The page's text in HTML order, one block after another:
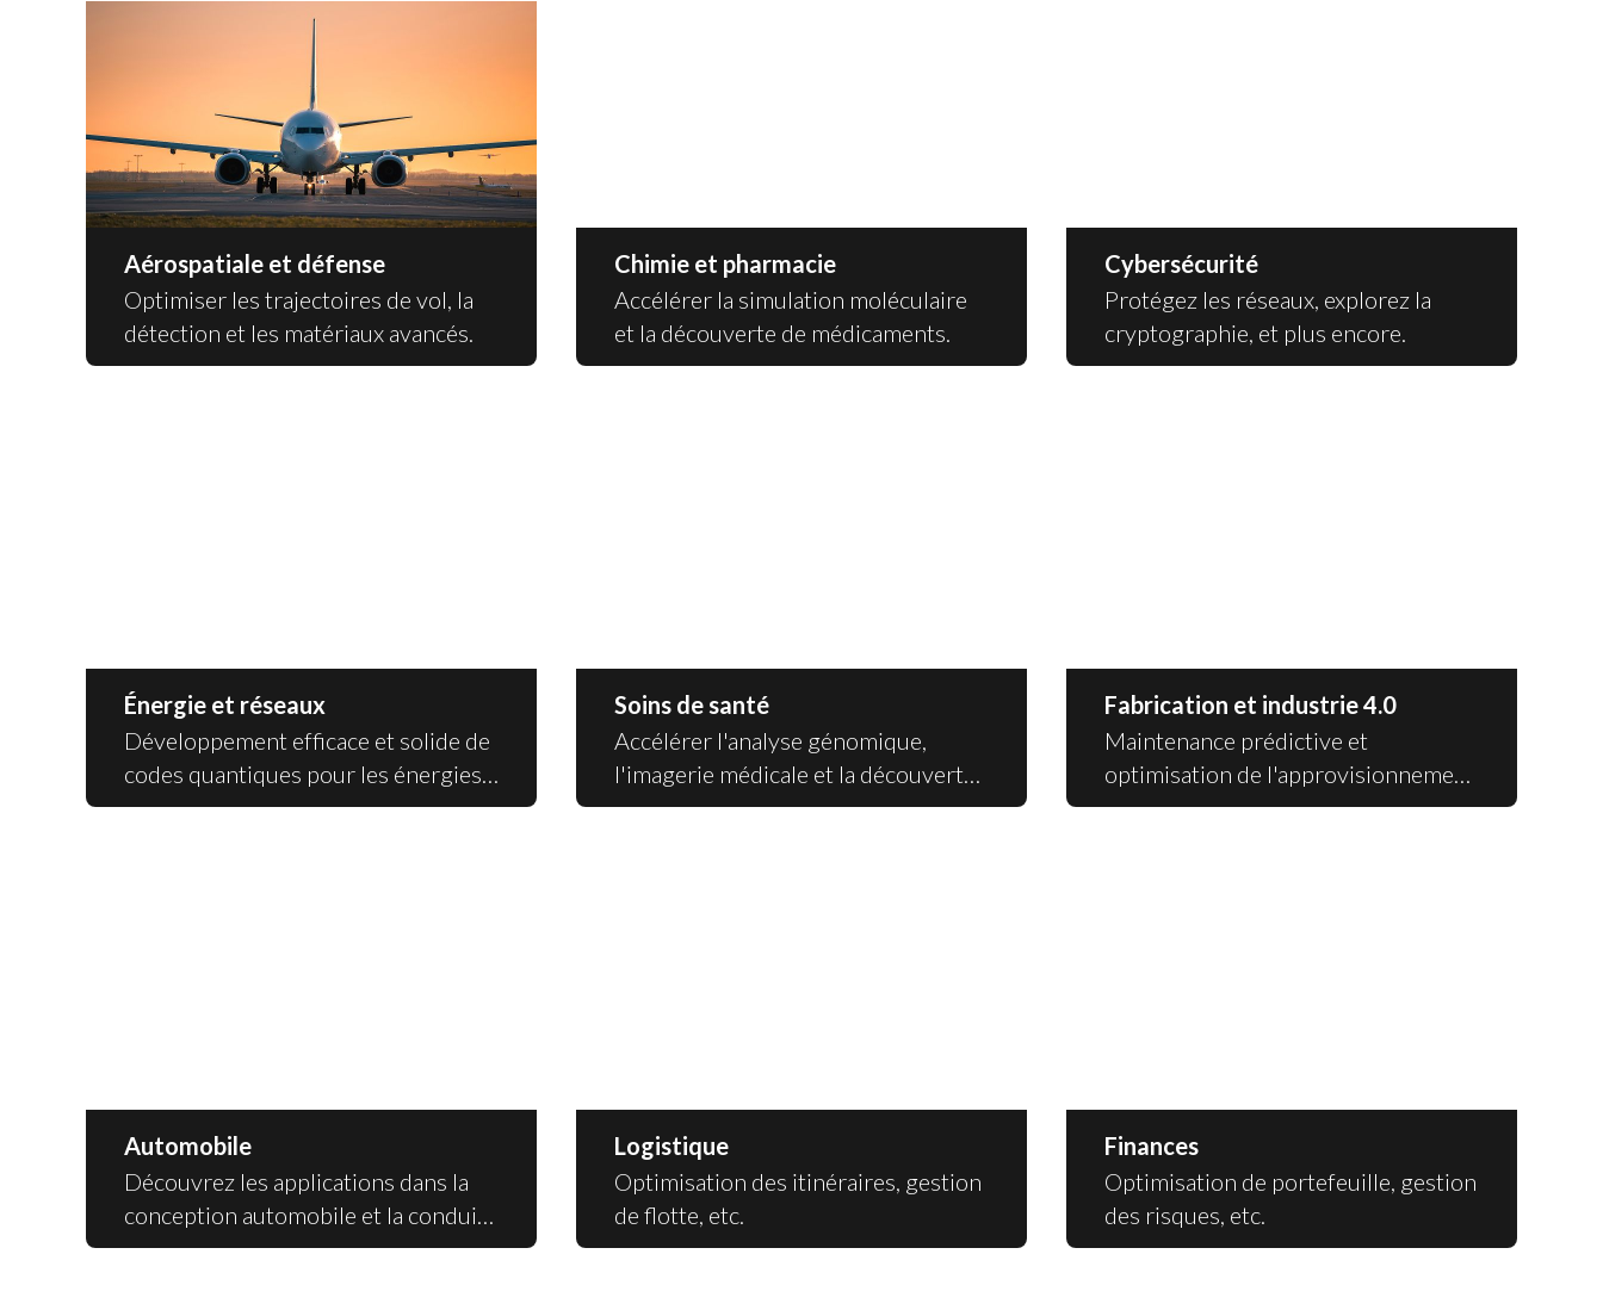
Aérospatiale et défense
Optimiser les trajectoires de vol, la
détection et les matériaux avancés.
Chimie et pharmacie
Accélérer la simulation moléculaire
et la découverte de médicaments.
Cybersécurité
Protégez les réseaux, explorez la
cryptographie, et plus encore.
Énergie et réseaux
Développement efficace et solide de
codes quantiques pour les énergies
renouvelables.
Soins de santé
Accélérer l'analyse génomique,
l'imagerie médicale et la découverte
de médicaments.
Fabrication et industrie 4.0
Maintenance prédictive et
optimisation de l'approvisionnement
et des services.
Automobile
Découvrez les applications dans la
conception automobile et la conduite
autonome.
Logistique
Optimisation des itinéraires, gestion
de flotte, etc.
Finances
Optimisation de portefeuille, gestion
des risques, etc.